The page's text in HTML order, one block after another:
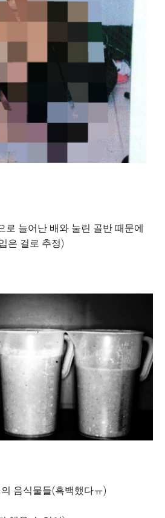
로 늘어난 배와 눌린 골반 때문에
은 걸로 추정)
음식물들(흑백했다ㅠ)